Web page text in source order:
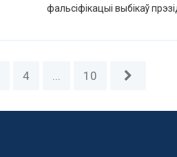
фальсіфікацыі выбікаў
4 ... 10